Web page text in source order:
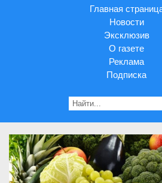
Главная
Новости
Эксклюзив
О газете
Реклама
Подписка